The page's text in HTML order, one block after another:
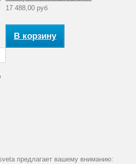
17 488,00 руб
В корзину
предлагает вашему вниманию: